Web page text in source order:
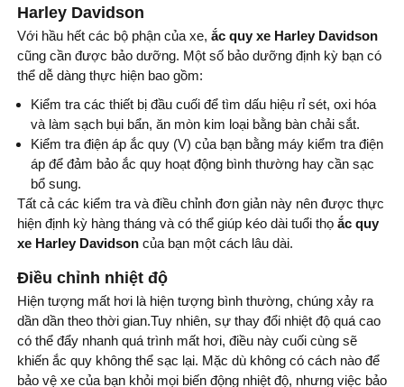
Harley Davidson
Với hầu hết các bộ phận của xe, ắc quy xe Harley Davidson
cũng cần được bảo dưỡng. Một số bảo dưỡng định kỳ bạn có
thể dễ dàng thực hiện bao gồm:
Kiểm tra các thiết bị đầu cuối để tìm dấu hiệu rỉ sét, oxi hóa
và làm sạch bụi bẩn, ăn mòn kim loại bằng bàn chải sắt.
Kiểm tra điện áp ắc quy (V) của bạn bằng máy kiểm tra điện
áp để đảm bảo ắc quy hoạt động bình thường hay cần sạc
bổ sung.
Tất cả các kiểm tra và điều chỉnh đơn giản này nên được thực
hiện định kỳ hàng tháng và có thể giúp kéo dài tuổi thọ ắc quy
xe Harley Davidson của bạn một cách lâu dài.
Điều chỉnh nhiệt độ
Hiện tượng mất hơi là hiện tượng bình thường, chúng xảy ra
dần dần theo thời gian.Tuy nhiên, sự thay đổi nhiệt độ quá cao
có thể đẩy nhanh quá trình mất hơi, điều này cuối cùng sẽ
khiến ắc quy không thể sạc lại. Mặc dù không có cách nào để
bảo vệ xe của bạn khỏi mọi biến động nhiệt độ, nhưng việc bảo